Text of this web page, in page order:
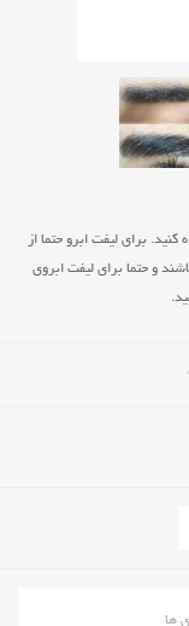
برای لیفت ابرو حتما از
و حتما برای لیفت ابروی
ها